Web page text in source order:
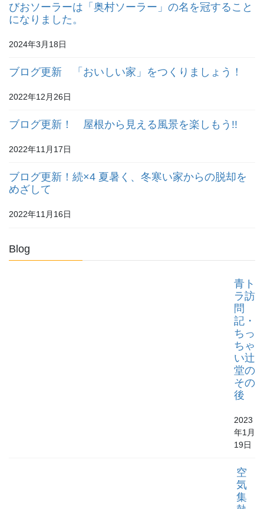
びおソーラーは「奥村ソーラー」の名を冠すること
になりました。
2024年3月18日
ブログ更新 「おいしい家」をつくりましょう！
2022年12月26日
ブログ更新！ 屋根から見える風景を楽しもう!!
2022年11月17日
ブログ更新！続×4 夏暑く、冬寒い家からの脱却を
めざして
2022年11月16日
Blog
青ト
ラ訪
問
記・
ちっ
ちゃ
い辻
堂の
その
後
2023
年1月
19日
空
気
集